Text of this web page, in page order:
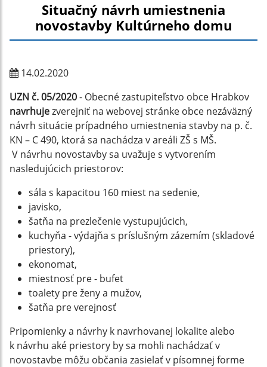
Situačný návrh umiestnenia
novostavby Kultúrneho domu
14.02.2020
UZN č. 05/2020- Obecné zastupiteľstvo obce Hrabkov
navrhujezverejniť na webovej stránke obce nezáväzný
návrh situácie prípadného umiestnenia stavby na p. č.
KN – C 490, ktorá sa nachádza v areáli ZŠ s MŠ.
V návrhu novostavby sa uvažuje s vytvorením
nasledujúcich priestorov:
sála s kapacitou 160 miest na sedenie,
javisko,
šatňa na prezlečenie vystupujúcich,
kuchyňa - výdajňa s príslušným zázemím (skladové
priestory),
ekonomat,
miestnosť pre - bufet
toalety pre ženy a mužov,
šatňa pre verejnosť
Pripomienky a návrhy k navrhovanej lokalite alebo
k návrhu aké priestory by sa mohli nachádzať v
novostavbe môžu občania zasielať v písomnej forme